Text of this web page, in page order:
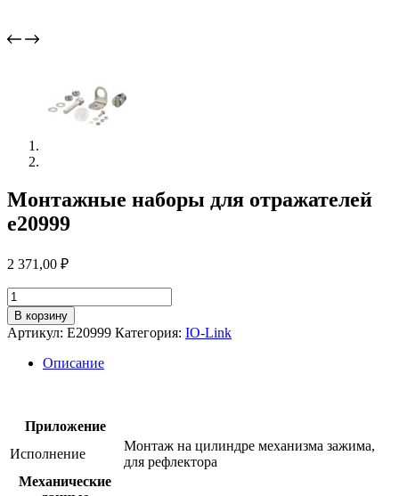
Монтажные наборы для отражателей
e20999
2 371,00 ₽
Количество
товара
Монтажные
наборы
отражателей
В корзину
Артикул: E20999 Категория: IO-Link
Описание
Приложение
Исполнение
Монтаж на цилиндре механизма зажима,
для рефлектора
Механические